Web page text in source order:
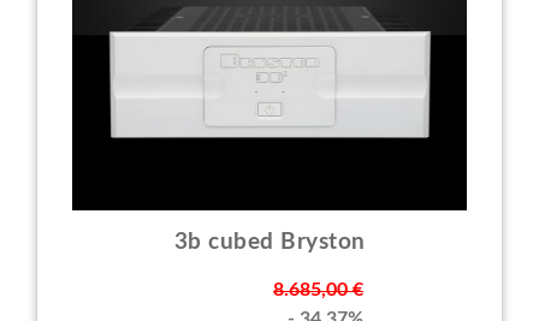
3b cubed Bryston
8.685,00 €